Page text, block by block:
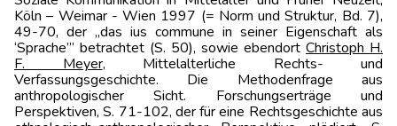
Köln – Weimar - Wien 1997 (= Norm und Struktur, Bd. 7),
49-70, der „das ius commune in seiner Eigenschaft als
‘Sprache’” betrachtet (S. 50), sowie ebendort Christoph H.
F. Meyer, Mittelalterliche Rechts- und
Verfassungsgeschichte. Die Methodenfrage aus
anthropologischer Sicht. Forschungserträge und
Perspektiven, S. 71-102, der für eine Rechtsgeschichte aus